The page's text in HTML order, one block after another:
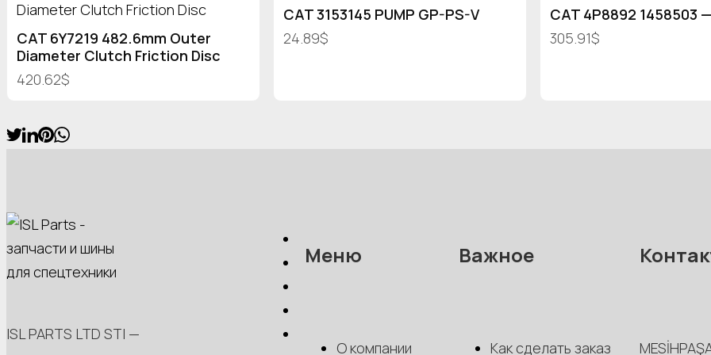
CAT 6Y7219 482.6mm Outer
Diameter Clutch Friction Disc
420.62$
CAT 3153145 PUMP GP-PS-V
24.89$
CAT 4P8892 1458503
305.91$
ISL PARTS LTD STI —
Меню
О компании
Важное
Как сделать заказ